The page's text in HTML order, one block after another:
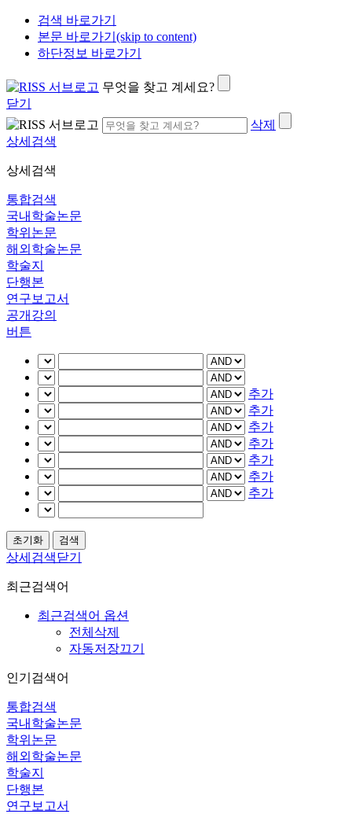
검색 바로가기
본문 바로가기(skip to content)
하단정보 바로가기
무엇을 찾고 계세요?
닫기
삭제
상세검색
상세검색
통합검색
국내학술논문
학위논문
해외학술논문
학술지
단행본
연구보고서
공개강의
버튼
추가
추가
추가
추가
추가
추가
추가
상세검색닫기
최근검색어
최근검색어 옵션
전체삭제
자동저장끄기
인기검색어
통합검색
국내학술논문
학위논문
해외학술논문
학술지
단행본
연구보고서